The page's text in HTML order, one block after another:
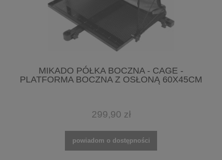
MIKADO PÓŁKA BOCZNA - CAGE -
PLATFORMA BOCZNA Z OSŁONĄ 60X45CM
299,90 zł
powiadom o dostępności